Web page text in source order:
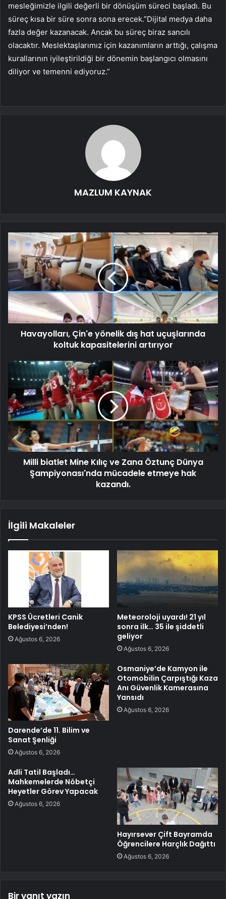
mesleğimizle ilgili değerli bir dönüşüm süreci başladı. Bu
süreç kısa bir süre sonra sona erecek.”Dijital medya daha
fazla değer kazanacak. Ancak bu süreç biraz sancılı
olacaktır. Meslektaşlarımız için kazanımların arttığı, çalışma
kurallarının iyileştirildiği bir dönemin başlangıcı olmasını
diliyor ve temenni ediyoruz.”
MAZLUM KAYNAK
Havayolları, Çin'e yönelik dış hat uçuşlarında
koltuk kapasitelerini artırıyor
Milli biatlet Mine Kılıç ve Zana Öztunç Dünya
Şampiyonası'nda mücadele etmeye hak
kazandı.
İlgili Makaleler
KPSS Ücretleri Canik
Belediyesi’nden!
Ağustos 6, 2026
Meteoroloji uyardı! 21 yıl
sonra ilk… 35 ile şiddetli
geliyor
Ağustos 6, 2026
Darende’de 11. Bilim ve
Sanat Şenliği
Ağustos 6, 2026
Osmaniye’de Kamyon ile
Otomobilin Çarpıştığı Kaza
Anı Güvenlik Kamerasına
Yansıdı
Ağustos 6, 2026
Adli Tatil Başladı…
Mahkemelerde Nöbetçi
Heyetler Görev Yapacak
Ağustos 6, 2026
Hayırsever Çift Bayramda
Öğrencilere Harçlık Dağıttı
Ağustos 6, 2026
Bir yanıt yazın